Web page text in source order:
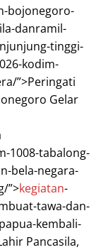
bojonegoro-
danramil-
tinggi-
kodim-
”>Peringati
Gelar
1008-tabalong-
bela-negara-
”>kegiatan-
tawa-dan-
kembali-
Pancasila,